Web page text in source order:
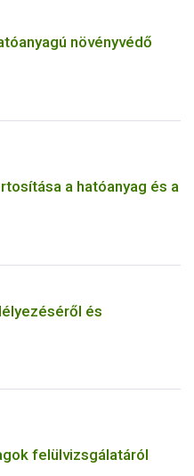
növényvédő
a hatóanyag és a
és
felülvizsgálatáról